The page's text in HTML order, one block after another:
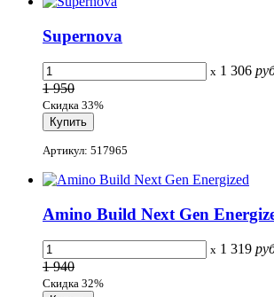
Supernova
x 1 306
1 950
Скидка 33%
Артикул: 517965
Amino Build Next Gen
x 1 319
1 940
Скидка 32%